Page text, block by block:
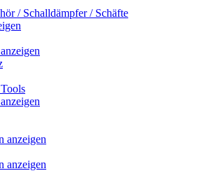
/ Schalldämpfer / Schäfte
anzeigen
anzeigen